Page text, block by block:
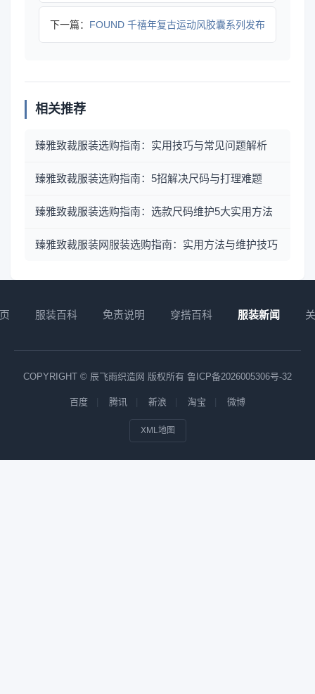
下一篇： FOUND 千禧年复古运动风胶囊系列发布
相关推荐
臻雅致裁服装选购指南：实用技巧与常见问题解析
臻雅致裁服装选购指南：5招解决尺码与打理难题
臻雅致裁服装选购指南：选款尺码维护5大实用方法
臻雅致裁服装网服装选购指南：实用方法与维护技巧
服装百科 免责说明 穿搭百科 服装新闻
COPYRIGHT © 辰飞雨织造网 版权所有 鲁ICP备2026005306号-32
百度 腾讯 新浪 淘宝 微博
XML地图